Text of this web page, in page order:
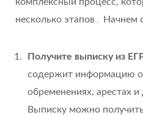
несколько этапов․ Начнем
Получите выписку из
содержит информацию о
обременениях, арестах и
Выписку можно